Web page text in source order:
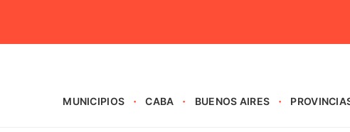
MUNICIPIOS CABA BUENOS AIRES